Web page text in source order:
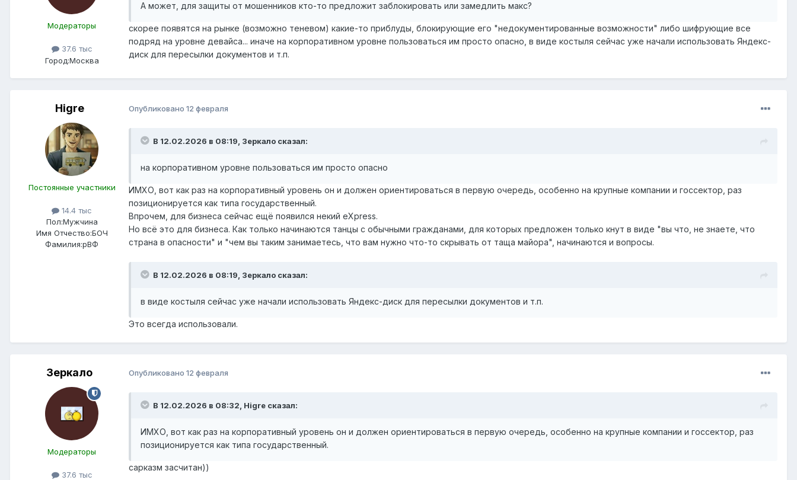
Модераторы
37.6 тыс
Город:Москва
А может, для защиты от мошенников кто-то предложит заблокировать или замедлить макс?
скорее появятся на рынке (возможно теневом) какие-то приблуды, блокирующие его "недокументированные возможности" либо шифрующие все
подряд на уровне девайса... иначе на корпоративном уровне пользоваться им просто опасно, в виде костыля сейчас уже начали использовать Яндекс-
диск для пересылки документов и т.п.
Higre
Постоянные участники
14.4 тыс
Пол:Мужчина
Имя Отчество:БОЧ
Фамилия:рВФ
Опубликовано 12 февраля
В 12.02.2026 в 08:19, Зеркало сказал:
на корпоративном уровне пользоваться им просто опасно
ИМХО, вот как раз на корпоративный уровень он и должен ориентироваться в первую очередь, особенно на крупные компании и госсектор, раз
позиционируется как типа государственный.
Впрочем, для бизнеса сейчас ещё появился некий eXpress.
Но всё это для бизнеса. Как только начинаются танцы с обычными гражданами, для которых предложен только кнут в виде "вы что, не знаете, что
страна в опасности" и "чем вы таким занимаетесь, что вам нужно что-то скрывать от таща майора", начинаются и вопросы.
В 12.02.2026 в 08:19, Зеркало сказал:
в виде костыля сейчас уже начали использовать Яндекс-диск для пересылки документов и т.п.
Это всегда использовали.
Зеркало
Модераторы
37.6 тыс
Опубликовано 12 февраля
В 12.02.2026 в 08:32, Higre сказал:
ИМХО, вот как раз на корпоративный уровень он и должен ориентироваться в первую очередь, особенно на крупные компании и госсектор, раз
позиционируется как типа государственный.
сарказм засчитан))